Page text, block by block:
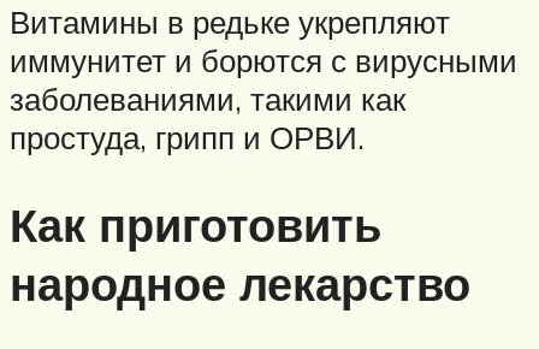
Витамины в редьке укрепляют
иммунитет и борются с вирусными
заболеваниями, такими как
простуда, грипп и ОРВИ.
Как приготовить
народное лекарство